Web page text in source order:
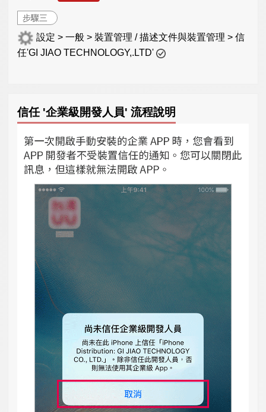
步驟三
設定 > 一般 > 裝置管理 / 描述文件與裝置管理 > 信
任'GI JIAO TECHNOLOGY,.LTD'
信任 '企業級開發人員' 流程說明